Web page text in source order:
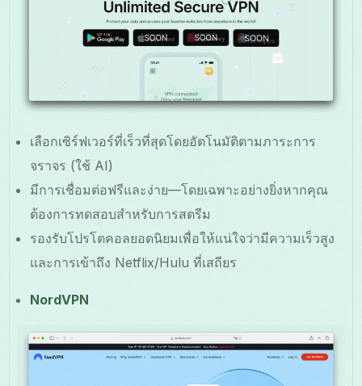
เลือกเซิร์ฟเวอร์ที่เร็วที่สุดโดยอัตโนมัติตามภาระการ
จราจร (ใช้ AI)
มีการเชื่อมต่อฟรีและง่าย—โดยเฉพาะอย่างยิ่งหากคุณ
ต้องการทดสอบสำหรับการสตรีม
รองรับโปรโตคอลยอดนิยมเพื่อให้แน่ใจว่ามีความเร็วสูง
และการเข้าถึง Netflix/Hulu ที่เสถียร
NordVPN